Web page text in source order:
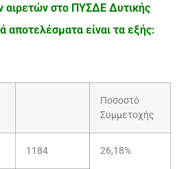
αιρετών στο ΠΥΣΔΕ Δυτικής
αποτελέσματα είναι τα εξής:
Ποσοστό
Συμμετοχής
1184 26,18%